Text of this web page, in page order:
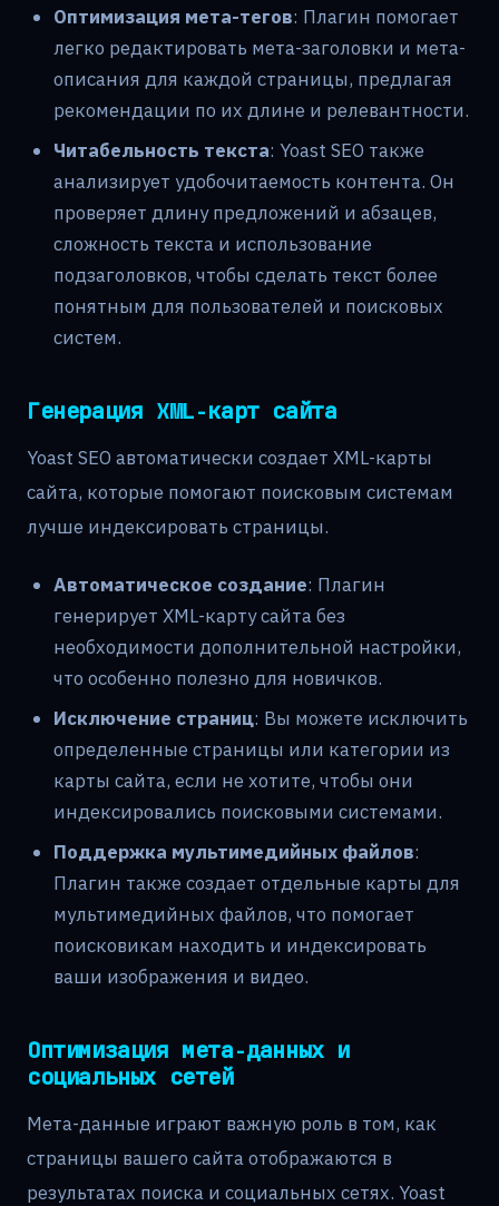
Оптимизация мета-тегов: Плагин помогает
легко редактировать мета-заголовки и мета-
описания для каждой страницы, предлагая
рекомендации по их длине и релевантности.
Читабельность текста: Yoast SEO также
анализирует удобочитаемость контента. Он
проверяет длину предложений и абзацев,
сложность текста и использование
подзаголовков, чтобы сделать текст более
понятным для пользователей и поисковых
систем.
Генерация XML-карт сайта
Yoast SEO автоматически создает XML-карты
сайта, которые помогают поисковым системам
лучше индексировать страницы.
Автоматическое создание: Плагин
генерирует XML-карту сайта без
необходимости дополнительной настройки,
что особенно полезно для новичков.
Исключение страниц: Вы можете исключить
определенные страницы или категории из
карты сайта, если не хотите, чтобы они
индексировались поисковыми системами.
Поддержка мультимедийных файлов:
Плагин также создает отдельные карты для
мультимедийных файлов, что помогает
поисковикам находить и индексировать
ваши изображения и видео.
Оптимизация мета-данных и
социальных сетей
Мета-данные играют важную роль в том, как
страницы вашего сайта отображаются в
результатах поиска и социальных сетях. Yoast